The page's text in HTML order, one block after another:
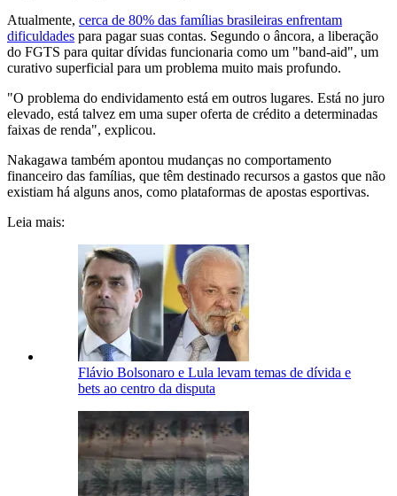
Atualmente, cerca de 80% das famílias brasileiras enfrentam
dificuldades para pagar suas contas. Segundo o âncora, a liberação
do FGTS para quitar dívidas funcionaria como um "band-aid", um
curativo superficial para um problema muito mais profundo.
"O problema do endividamento está em outros lugares. Está no juro
elevado, está talvez em uma super oferta de crédito a determinadas
faixas de renda", explicou.
Nakagawa também apontou mudanças no comportamento
financeiro das famílias, que têm destinado recursos a gastos que não
existiam há alguns anos, como plataformas de apostas esportivas.
Leia mais:
Flávio Bolsonaro e Lula levam temas de dívida e
bets ao centro da disputa